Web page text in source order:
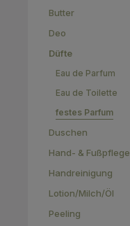
Butter
Deo
Düfte
Eau de Parfum
Eau de Toilette
festes Parfum
Duschen
Hand- & Fußpflege
Handreinigung
Lotion/Milch/Öl
Peeling